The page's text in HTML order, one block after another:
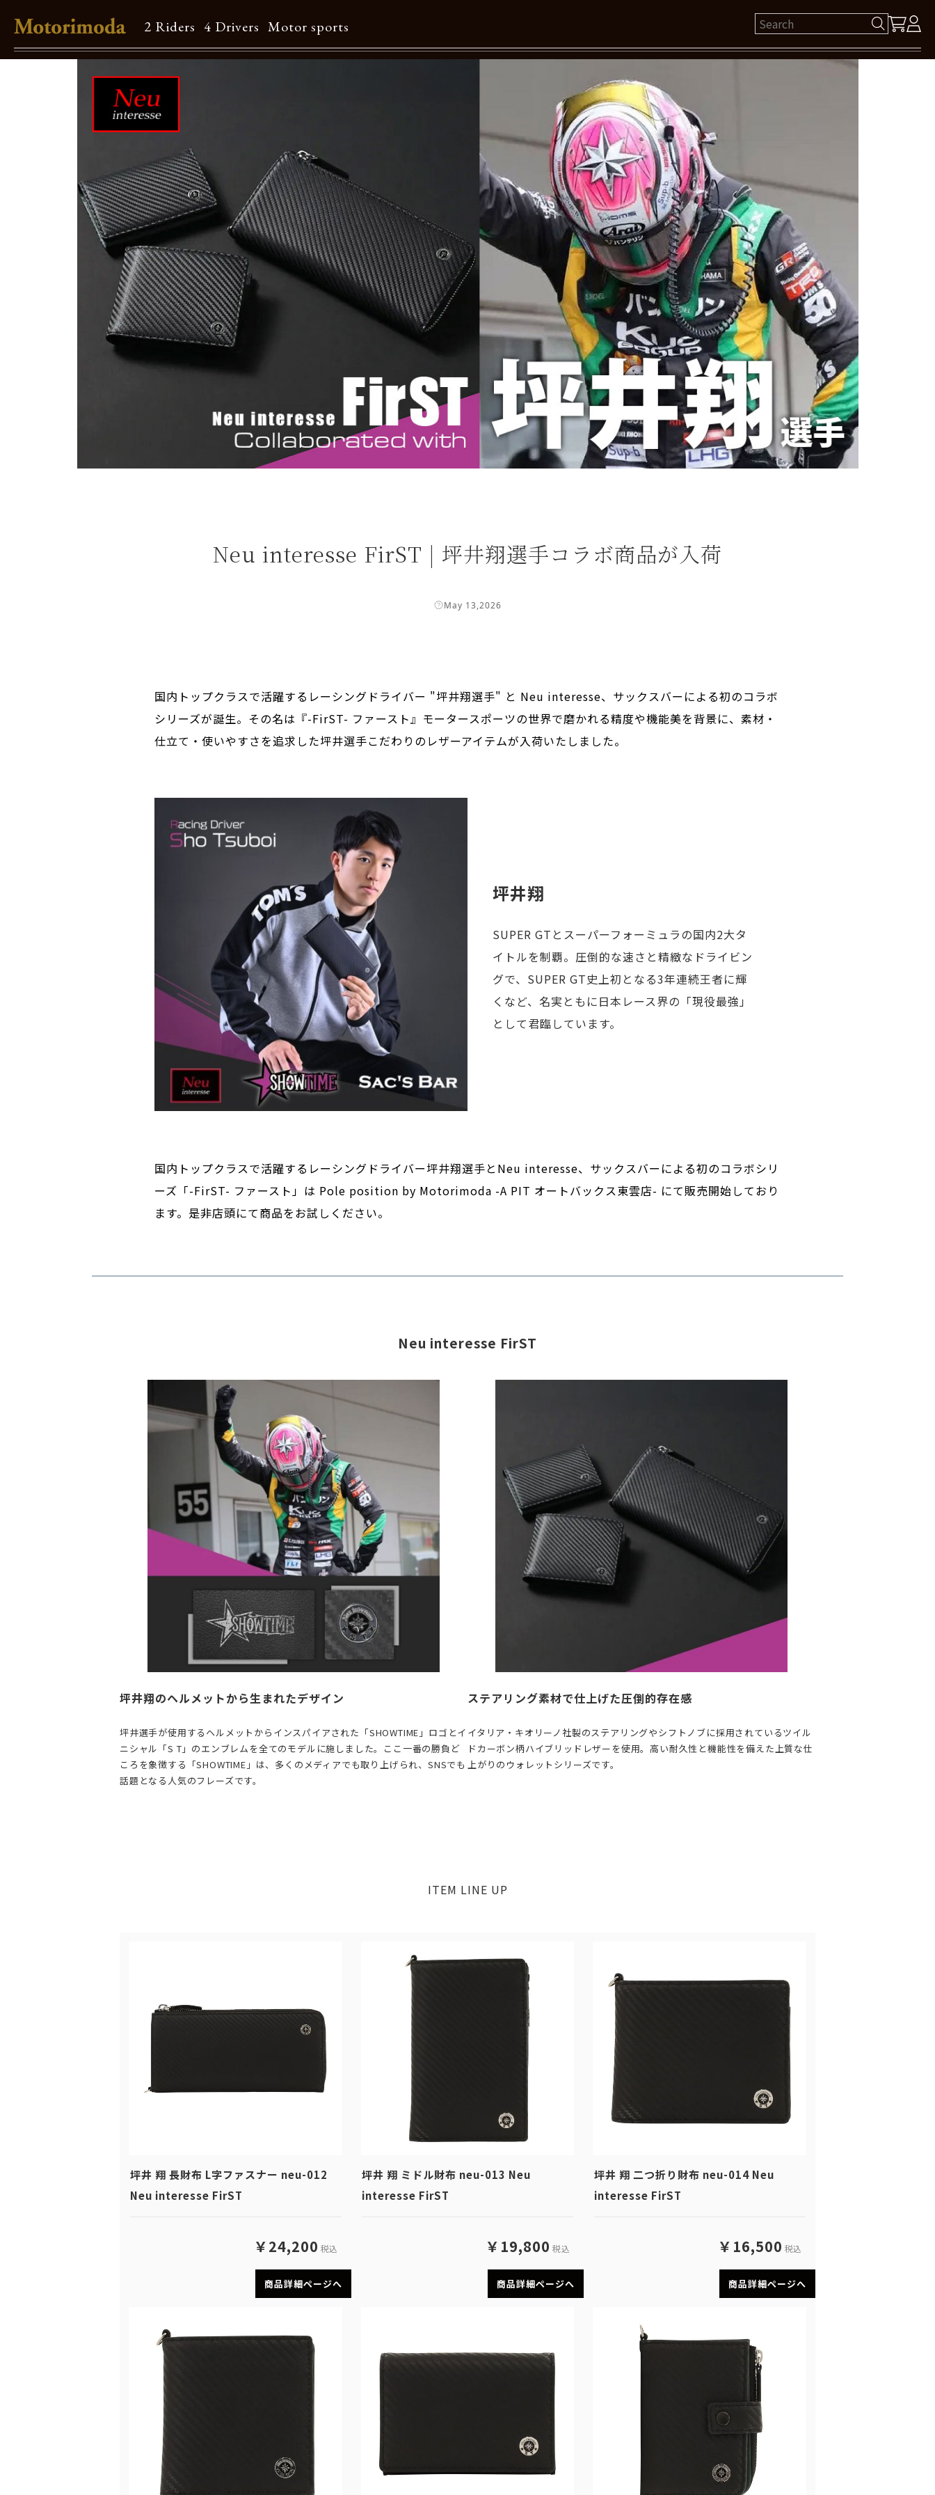
新規会員登録
2 Riders 4 Drivers Motor sports
Motorimodaとは
Brand
Brand list
よくある質問
Information一覧
メルマガ購読
カタログダウンロード
リクルート
Neu interesse FirST | 坪井翔選手コラボ商品が入荷
May 13,2026
国内トップクラスで活躍するレーシングドライバー "坪井翔選手" と Neu interesse、サックスバーによる初のコラボ
シリーズが誕生。その名は『-FirST- ファースト』モータースポーツの世界で磨かれる精度や機能美を背景に、素材・
仕立て・使いやすさを追求した坪井選手こだわりのレザーアイテムが入荷いたしました。
坪井翔
SUPER GTとスーパーフォーミュラの国内2大タ
イトルを制覇。圧倒的な速さと精緻なドライビン
グで、SUPER GT史上初となる3年連続王者に輝
くなど、名実ともに日本レース界の「現役最強」
として君臨しています。
国内トップクラスで活躍するレーシングドライバー坪井翔選手とNeu interesse、サックスバーによる初のコラボシリ
ーズ「-FirST- ファースト」は Pole position by Motorimoda -A PIT オートバックス東雲店- にて販売開始しており
ます。是非店頭にて商品をお試しください。
Neu interesse FirST
坪井翔のヘルメットから生まれたデザイン
坪井選手が使用するヘルメットからインスパイアされた「SHOWTIME」ロゴとイ
ニシャル「S T」のエンブレムを全てのモデルに施しました。ここ一番の勝負ど
ころを象徴する「SHOWTIME」は、多くのメディアでも取り上げられ、SNSでも
話題となる人気のフレーズです。
ステアリング素材で仕上げた圧倒的存在感
イタリア・キオリーノ社製のステアリングやシフトノブに採用されているツイル
ドカーボン柄ハイブリッドレザーを使用。高い耐久性と機能性を備えた上質な仕
上がりのウォレットシリーズです。
ITEM LINE UP
坪井 翔 長財布 L字ファスナー neu-012
Neu interesse FirST
￥24,200 税込
商品詳細ページへ
坪井 翔 ミドル財布 neu-013 Neu
interesse FirST
￥19,800 税込
商品詳細ページへ
坪井 翔 二つ折り財布 neu-014 Neu
interesse FirST
￥16,500 税込
商品詳細ページへ